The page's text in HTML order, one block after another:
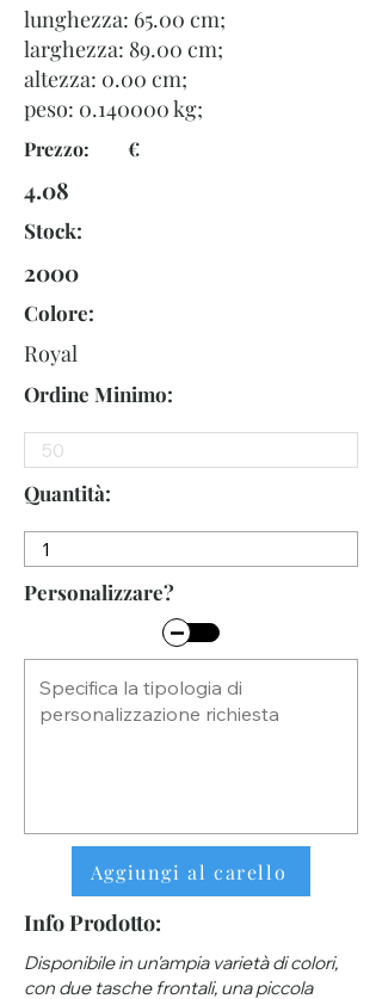
lunghezza: 65.00 cm;
larghezza: 89.00 cm;
altezza: 0.00 cm;
peso: 0.140000kg;
Prezzo: €
4.08
Stock:
2000
Colore:
Royal
Ordine Minimo:
Quantità:
Personalizzare?
Aggiungi al carello
Info Prodotto:
Disponibile in un'ampia varietà di colori,
con due tasche frontali, una piccola